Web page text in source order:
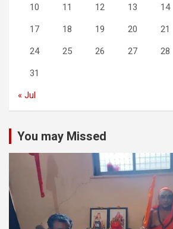
10 11 12 13 14
17 18 19 20 21
24 25 26 27 28
31
« Jul
You may Missed